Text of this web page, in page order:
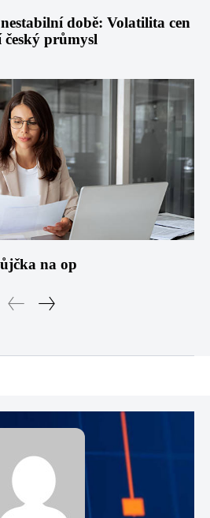
době: Volatilita cen
český průmysl
na op